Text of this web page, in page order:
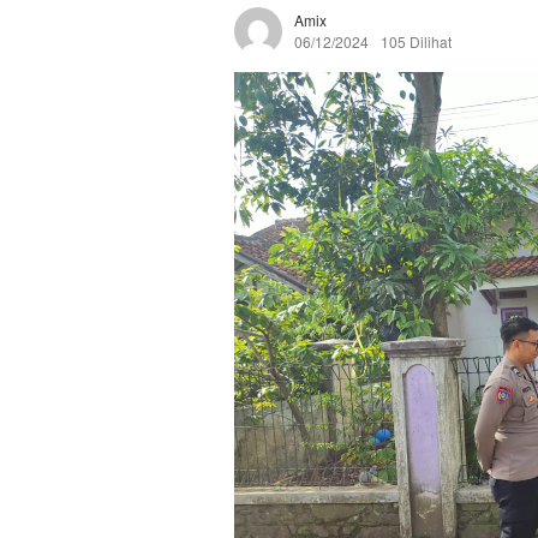
Amix
06/12/2024
105 Dilihat